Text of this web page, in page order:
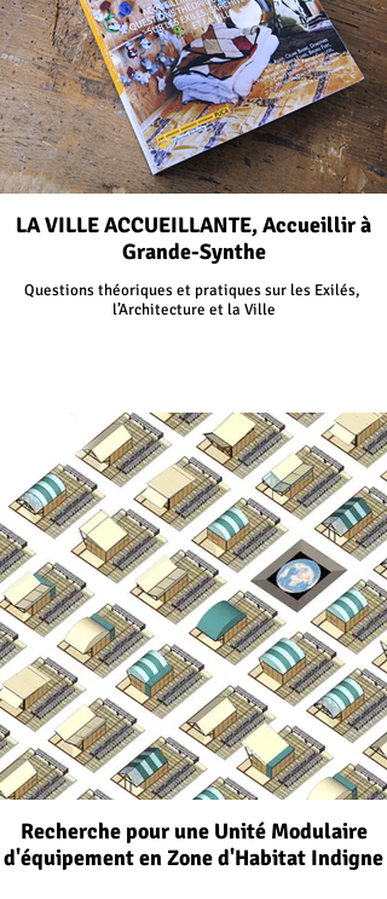
LA VILLE ACCUEILLANTE, Accueillir à
Grande-Synthe
Questions théoriques et pratiques sur les Exilés,
l’Architecture et la Ville
Recherche pour une Unité Modulaire
d'équipement en Zone d'Habitat Indigne